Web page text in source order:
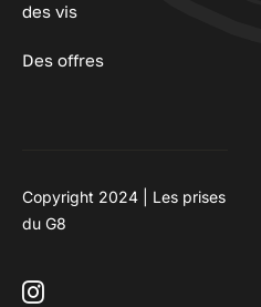
des vis
Des offres
Copyright 2024 | Les prises
du G8